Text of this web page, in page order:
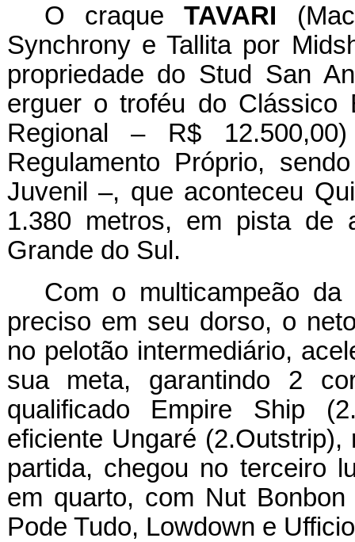
O craqueTAVARI
Synchrony e Tallita por
propriedade do Stud San
erguer o troféu do Clássico
Regional – R$
Regulamento Próprio,
Juvenil –, que aconteceu
1.380 metros, em pista de
Grande do Sul.
Com o multicampeão da
preciso em seu dorso, o
no pelotão intermediário,
sua meta, garantindo 2
qualificado Empire Ship
eficiente Ungaré
partida, chegou no terceiro
em quarto, com Nut
Pode Tudo, Lowdown e